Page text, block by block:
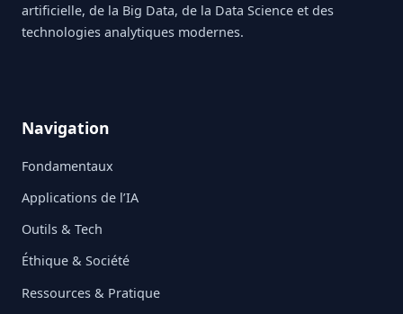
artificielle, de la Big Data, de la Data Science et des
technologies analytiques modernes.
Navigation
Fondamentaux
Applications de l’IA
Outils & Tech
Éthique & Société
Ressources & Pratique